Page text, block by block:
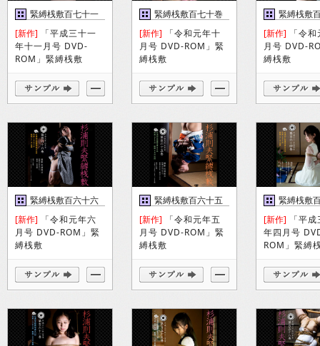
緊縛桟敷百七十一
巻
[新作] 「平成三十一
年十一月号 DVD-
ROM」緊縛桟敷
緊縛桟敷百七十巻
[新作] 「令和元年十
月号 DVD-ROM」緊
縛桟敷
緊縛桟敷
巻
[新作] 「令
月号 DVD-
縛桟敷
緊縛桟敷百六十六
巻
[新作] 「令和元年六
月号 DVD-ROM」緊
縛桟敷
緊縛桟敷百六十五
巻
[新作] 「令和元年五
月号 DVD-ROM」緊
縛桟敷
緊縛桟敷
巻
[新作] 「平
年四月号
ROM」緊縛